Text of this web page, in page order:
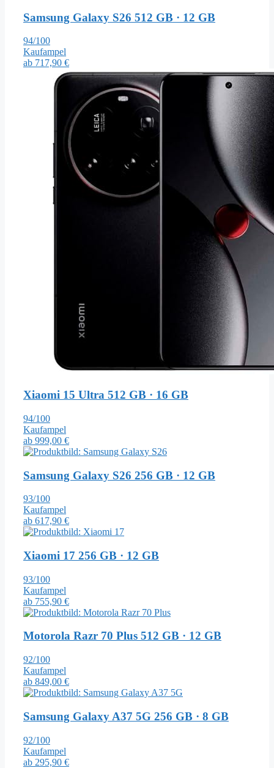
Samsung Galaxy S26 512 GB · 12 GB
94/100
Kaufampel
ab 717,90 €
Xiaomi 15 Ultra 512 GB · 16 GB
94/100
Kaufampel
ab 999,00 €
Samsung Galaxy S26 256 GB · 12 GB
93/100
Kaufampel
ab 617,90 €
Xiaomi 17 256 GB · 12 GB
93/100
Kaufampel
ab 755,90 €
Motorola Razr 70 Plus 512 GB · 12 GB
92/100
Kaufampel
ab 849,00 €
Samsung Galaxy A37 5G 256 GB · 8 GB
92/100
Kaufampel
ab 295,90 €